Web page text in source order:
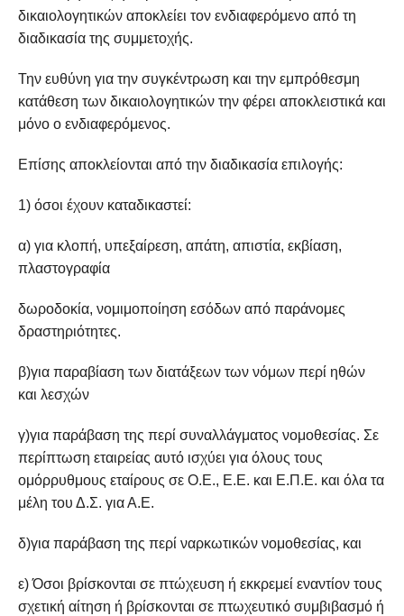
δικαιολογητικών αποκλείει τον ενδιαφερόμενο από τη
διαδικασία της συμμετοχής.
Την ευθύνη για την συγκέντρωση και την εμπρόθεσμη
κατάθεση των δικαιολογητικών την φέρει αποκλειστικά και
μόνο ο ενδιαφερόμενος.
Επίσης αποκλείονται από την διαδικασία επιλογής:
1) όσοι έχουν καταδικαστεί:
α) για κλοπή, υπεξαίρεση, απάτη, απιστία, εκβίαση,
πλαστογραφία
δωροδοκία, νομιμοποίηση εσόδων από παράνομες
δραστηριότητες.
β)για παραβίαση των διατάξεων των νόμων περί ηθών
και λεσχών
γ)για παράβαση της περί συναλλάγματος νομοθεσίας. Σε
περίπτωση εταιρείας αυτό ισχύει για όλους τους
ομόρρυθμους εταίρους σε Ο.Ε., Ε.Ε. και Ε.Π.Ε. και όλα τα
μέλη του Δ.Σ. για Α.Ε.
δ)για παράβαση της περί ναρκωτικών νομοθεσίας, και
ε) Όσοι βρίσκονται σε πτώχευση ή εκκρεμεί εναντίον τους
σχετική αίτηση ή βρίσκονται σε πτωχευτικό συμβιβασμό ή